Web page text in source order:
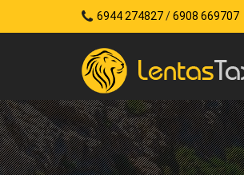
6944 274827/6908 669707